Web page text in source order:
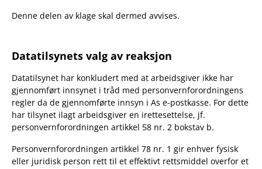
Denne delen av klage skal dermed avvises.
Datatilsynets valg av reaksjon
Datatilsynet har konkludert med at arbeidsgiver ikke har
gjennomført innsynet i tråd med personvernforordningens
regler da de gjennomførte innsyn i As e-postkasse. For dette
har tilsynet ilagt arbeidsgiver en irettesettelse, jf.
personvernforordningen artikkel 58 nr. 2 bokstav b.
Personvernforordningen artikkel 78 nr. 1 gir enhver fysisk
eller juridisk person rett til et effektivt rettsmiddel overfor et